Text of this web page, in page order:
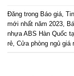
Đăng trong Báo giá
mới nhất năm 2023
nhựa ABS Hàn Quốc
rẻ Cửa phòng ngủ giá